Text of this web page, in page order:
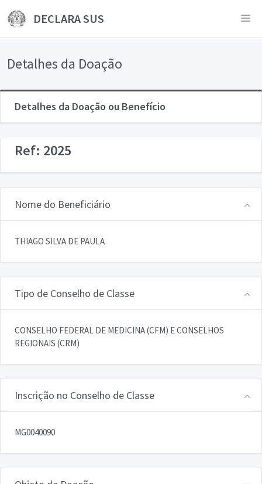
DECLARA SUS
Detalhes da Doação
Detalhes da Doação ou Benefício
Ref: 2025
Nome do Beneficiário
THIAGO SILVA DE PAULA
Tipo de Conselho de Classe
CONSELHO FEDERAL DE MEDICINA (CFM) E CONSELHOS
REGIONAIS (CRM)
Inscrição no Conselho de Classe
MG0040090